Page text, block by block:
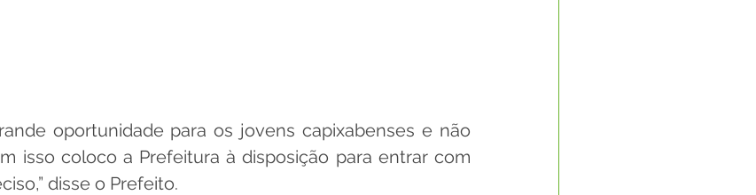
oportunidade para os jovens capixabenses e não
isso coloco a Prefeitura à disposição para entrar com
disse o Prefeito.